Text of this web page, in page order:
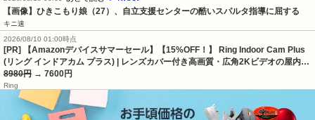
【画像】ひきこもり娘（27）、自立支援センターの酷いスパルタ指導に屈する
キニ速
2026/08/10 01:00時点
[PR] 【Amazonデバイスサマーセール】【15%OFF！】 Ring Indoor Cam Plus
(リング インドアカム プラス) | レンズカバー付き高画質・広角2Kビデオの屋内…
8980円 → 7600円
Ring